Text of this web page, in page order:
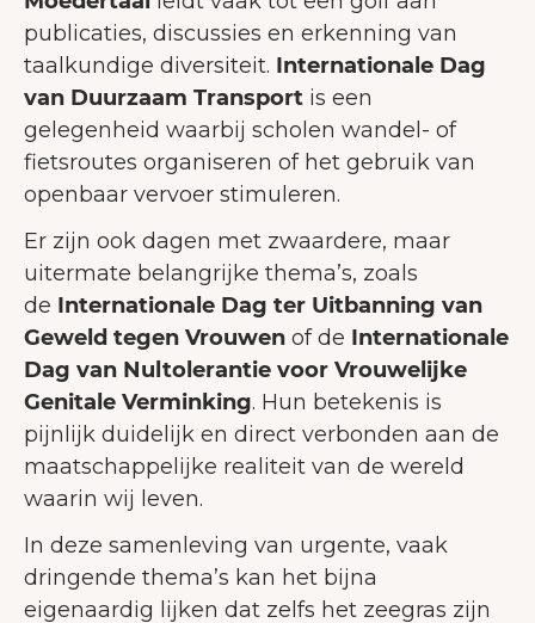
publicaties, discussies en erkenning van
taalkundige diversiteit. Internationale Dag
van Duurzaam Transport is een
gelegenheid waarbij scholen wandel- of
fietsroutes organiseren of het gebruik van
openbaar vervoer stimuleren.
Er zijn ook dagen met zwaardere, maar
uitermate belangrijke thema’s, zoals
de Internationale Dag ter Uitbanning van
Geweld tegen Vrouwen of de Internationale
Dag van Nultolerantie voor Vrouwelijke
Genitale Verminking. Hun betekenis is
pijnlijk duidelijk en direct verbonden aan de
maatschappelijke realiteit van de wereld
waarin wij leven.
In deze samenleving van urgente, vaak
dringende thema’s kan het bijna
eigenaardig lijken dat zelfs het zeegras zijn